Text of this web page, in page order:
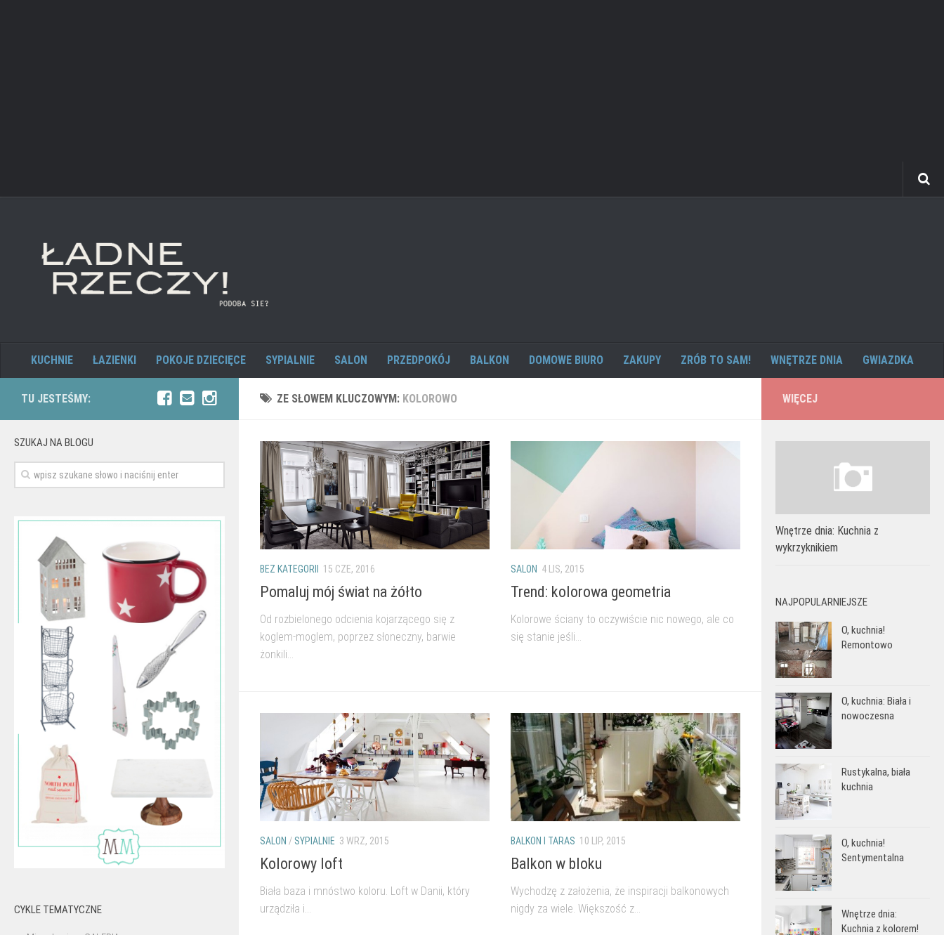
KUCHNIE ŁAZIENKI POKOJE DZIECIĘCE SYPIALNIE SALON PRZEDPOKÓJ BALKON DOMOWE BIURO ZAKUPY ZRÓB TO SAM! WNĘTRZE DNIA GWIAZDKA
ZE SŁOWEM KLUCZOWYM: KOLOROWO
BEZ KATEGORII 15 CZE, 2016
Pomaluj mój świat na żółto
Od rozbielonego odcienia kojarzącego się z
koglem-moglem, poprzez słoneczny, barwie
żonkili...
SALON 4 LIS, 2015
Trend: kolorowa geometria
Kolorowe ściany to oczywiście nic nowego, ale co
się stanie jeśli...
SALON / SYPIALNIE 3 WRZ, 2015
Kolorowy loft
Biała baza i mnóstwo koloru. Loft w Danii, który
urządziła i...
BALKON I TARAS 10 LIP, 2015
Balkon w bloku
Wychodzę z założenia, że inspiracji balkonowych
nigdy za wiele. Większość z...
TU JESTEŚMY:
SZUKAJ NA BLOGU
CYKLE TEMATYCZNE
WIĘCEJ
Wnętrze dnia: Kuchnia z
wykrzyknikiem
NAJPOPULARNIEJSZE
O, kuchnia!
Remontowo
O, kuchnia: Biała i
nowoczesna
Rustykalna, biała
kuchnia
O, kuchnia!
Sentymentalna
Wnętrze dnia:
Kuchnia z kolorem!